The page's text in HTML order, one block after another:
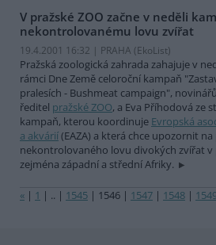
V pražské ZOO začne v neděli
nekontrolovanému lovu zvířat
19.4.2001 16:32 | PRAHA (EkoList)
Pražská zoologická zahrada zahajuje v
rámci Dne Země celoroční kampaň
pralesích - Bushmeat campaign",
ředitel pražské ZOO, a Eva Příhodová ze
kampaň, kterou koordinuje Evropská
a akvárií(EAZA) a která chce upozornit
nekontrolovaného lovu divokých zvířat v
zejména západní a střední Afriky.
« | 1 | .. | 1545 | 1546 | 1547 | 1548 |